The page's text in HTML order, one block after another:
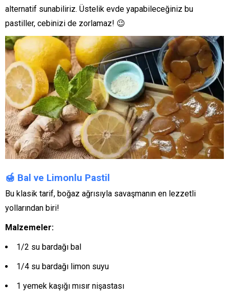
alternatif sunabiliriz. Üstelik evde yapabileceğiniz bu
pastiller, cebinizi de zorlamaz! 😉
🍯 Bal ve Limonlu Pastil
Bu klasik tarif, boğaz ağrısıyla savaşmanın en lezzetli
yollarından biri!
Malzemeler:
1/2 su bardağı bal
1/4 su bardağı limon suyu
1 yemek kaşığı mısır nişastası